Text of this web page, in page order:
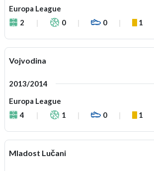
Europa League
2
0 0 1
Vojvodina
2013/2014
Europa League
4
1 0 1
Mladost Lučani